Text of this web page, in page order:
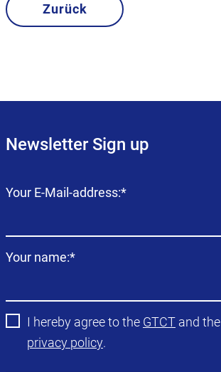
Zurück
Newsletter Sign up
Campo
Your E-Mail-address:*
Campo
Your name:*
I hereby agree to the GTCT and the
privacy policy.